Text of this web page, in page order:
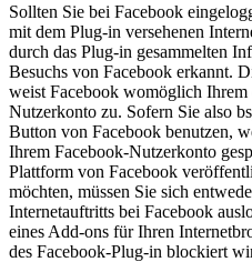
Sollten Sie bei Facebook
mit dem Plug-in versehenen
durch das Plug-in gesammelten
Besuchs von Facebook erkannt.
weist Facebook womöglich Ihrem
Nutzerkonto zu. Sofern Sie also
Button von Facebook benutzen,
Ihrem Facebook-Nutzerkonto
Plattform von Facebook
möchten, müssen Sie sich
Internetauftritts bei Facebook
eines Add-ons für Ihren
des Facebook-Plug-in blockiert